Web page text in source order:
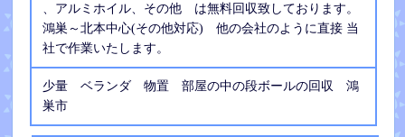
、アルミホイル、その他 は無料回収致しております。
鴻巣～北本中心(その他対応) 他の会社のように直接 当
社で作業いたします。
少量 ベランダ 物置 部屋の中の段ボールの回収 鴻
巣市